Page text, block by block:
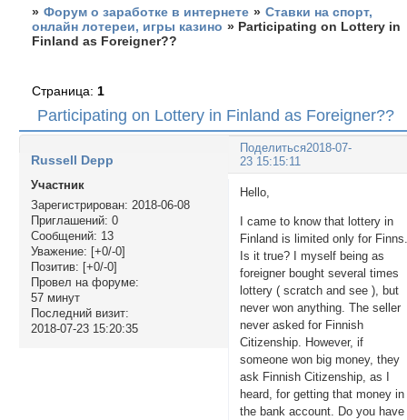
» Форум о заработке в интернете » Ставки на спорт,
онлайн лотереи, игры казино » Participating on Lottery in
Finland as Foreigner??
Participating on Lottery in Finland as Foreigner??
Страница: 1
Поделиться2018-07-
23 15:15:11
Russell Depp
Участник
Зарегистрирован: 2018-06-08
Приглашений: 0
Сообщений: 13
Уважение: [+0/-0]
Позитив: [+0/-0]
Провел на форуме:
57 минут
Последний визит:
2018-07-23 15:20:35
Hello,
I came to know that lottery in
Finland is limited only for
Is it true? I myself being as
foreigner bought several times
lottery ( scratch and see ), but
never won anything. The seller
never asked for Finnish
Citizenship. However, if
someone won big money, they
ask Finnish Citizenship, as I
heard, for getting that money in
the bank account. Do you have